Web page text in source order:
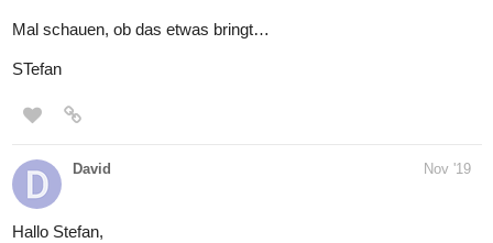
Mal schauen, ob das etwas bringt…
STefan
David Nov '19
Hallo Stefan,